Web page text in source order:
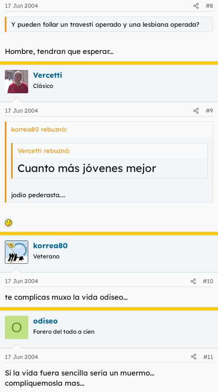
17 Jun 2004 #8
Y pueden follar un travesti operado y una lesbiana operada?
Hombre, tendran que esperar...
Vercetti
Clásico
17 Jun 2004 #9
korrea80 rebuznó:
Vercetti rebuznó:
Cuanto más jóvenes mejor
jodio pederasta....
korrea80
Veterano
17 Jun 2004 #10
te complicas muxo la vida odiseo...
O odiseo
Forero del todo a cien
17 Jun 2004 #11
Si la vida fuera sencilla seria un muermo...
compliquemosla mas...